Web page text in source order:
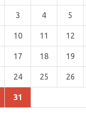
3 4 5
10 11 12
17 18 19
24 25 26
31